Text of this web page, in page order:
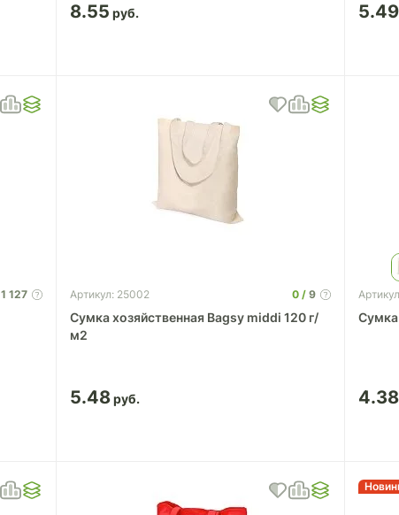
8.55 5.49
1 127 Артикул: 25002 0 9
Cумка хозяйственная Bagsy middi 120 г/
м2
5.48 4.38